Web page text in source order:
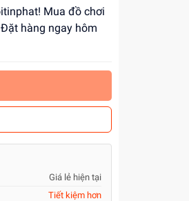
Mua đồ chơi
hàng ngay hôm
Giá lẻ hiện tại
Tiết kiệm hơn